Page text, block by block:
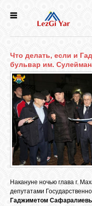
СЕЛА
ИСТОРИЯ
КУЛЬТУРА
ГОЛОС
ЛЕЗГИН
НАРОДЫ
Что делать, если и
бульвар им.
Накануне ночью глава г.
депутатами
Гаджиметом